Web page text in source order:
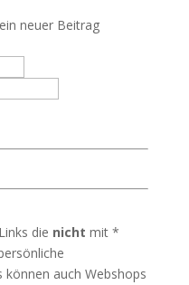
neuer Beitrag
die nicht mit *
auch Webshops